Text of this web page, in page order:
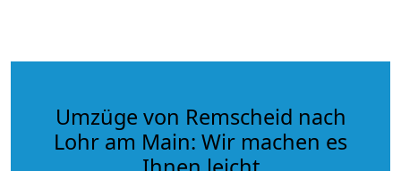
Umzüge von Remscheid nach
Lohr am Main: Wir machen es